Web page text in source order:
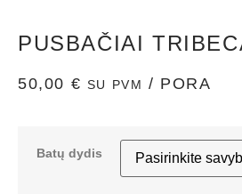
PUSBAČIAI
50,00 € SU PVM / PORA
Batų dydis